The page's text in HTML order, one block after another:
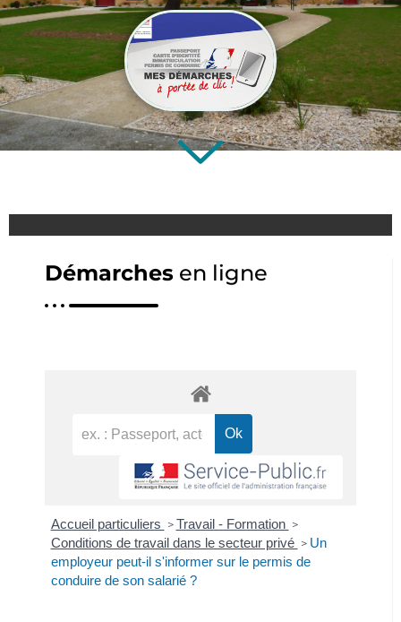
Démarches en ligne
Accueil particuliers > Travail - Formation >
Conditions de travail dans le secteur privé > Un
employeur peut-il s'informer sur le permis de
conduire de son salarié ?